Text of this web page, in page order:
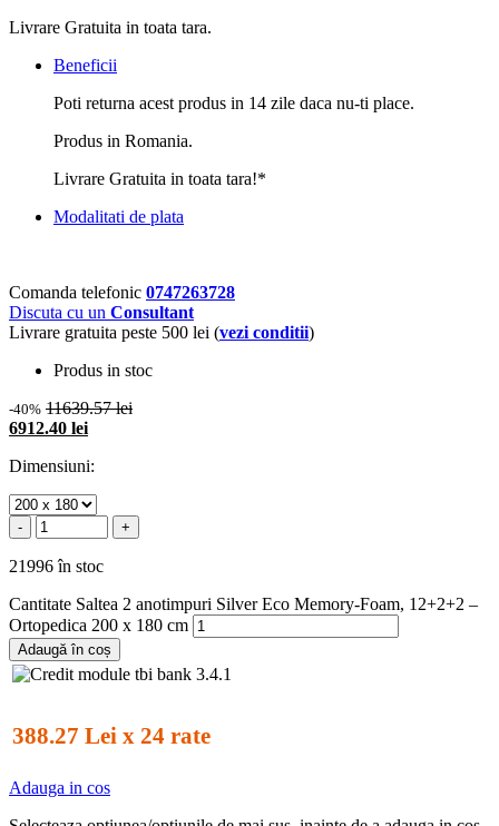
Livrare Gratuita in toata tara.
Beneficii
Poti returna acest produs in 14 zile daca nu-ti place.
Produs in Romania.
Livrare Gratuita in toata tara!*
Modalitati de plata
Comanda telefonic 0747263728
Discuta cu un Consultant
Livrare gratuita peste 500 lei (vezi conditii)
Produs in stoc
-40% 11639.57 lei
6912.40 lei
Dimensiuni:
- +
21996 în stoc
Cantitate Saltea 2 anotimpuri Silver Eco Memory-Foam, 12+2+2 –
Ortopedica 200 x 180 cm
Adaugă în coș
388.27 Lei x 24 rate
Adauga in cos